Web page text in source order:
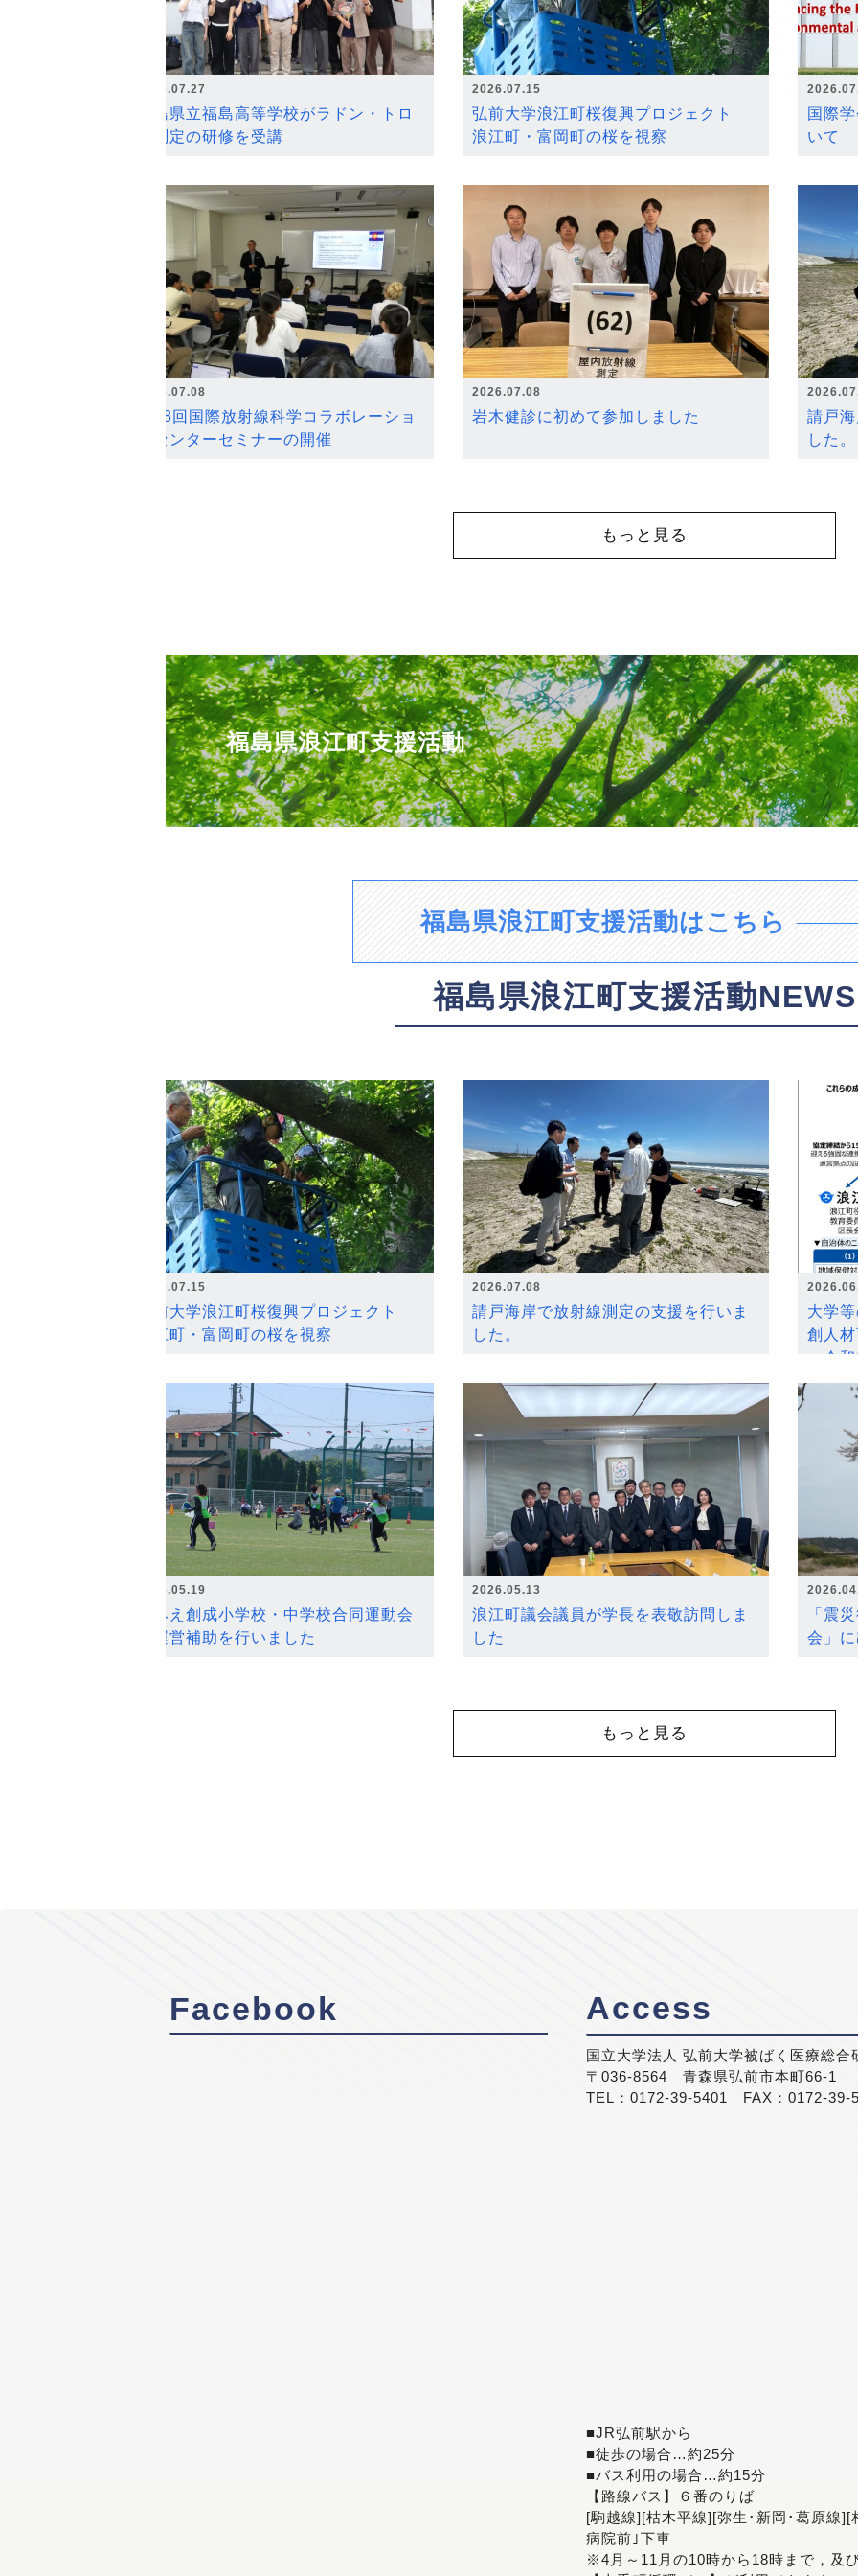
2026.07.27
福島県立福島高等学校がラドン・トロ
ン測定の研修を受講
2026.07.15
弘前大学浪江町桜復興プロジェクト
浪江町・富岡町の桜を視察
国際
いて
2026.07.08
第18回国際放射線科学コラボレーショ
ンセンターセミナーの開催
2026.07.08
岩木健診に初めて参加しました
請戸
した。
もっと見る
福島県浪江町支援活動
福島県浪江町支援活動はこちら
福島県浪江町支援活動NEWS
2026.07.15
弘前大学浪江町桜復興プロジェクト
浪江町・富岡町の桜を視察
2026.07.08
請戸海岸で放射線測定の支援を行いま
した。
大学
創人
～令
2026.05.19
なみえ創成小学校・中学校合同運動会
の運営補助を行いました
2026.05.13
浪江町議会議員が学長を表敬訪問しま
した
「震
会」
もっと見る
Facebook Access
国立大学法人 弘前大学被ばく医療総合
〒036-8564 青森県弘前市本町66-1
TEL：0172-39-5401 FAX：0172-39-
■JR弘前駅から
■徒歩の場合…約25分
■バス利用の場合…約15分
【路線バス】６番のりば
[駒越線][枯木平線][弥生･新岡･葛原線
病院前｣下車
※4月～11月の10時から18時まで，及